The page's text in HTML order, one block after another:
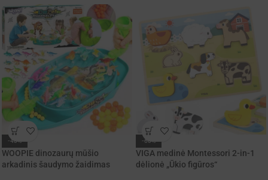
-40%
WOOPIE dinozaurų mūšio
arkadinis šaudymo žaidimas
-60%
VIGA medinė Montessori 2-in-1
dėlionė „Ūkio figūros“